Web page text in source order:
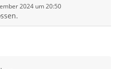
2024 um 20:50